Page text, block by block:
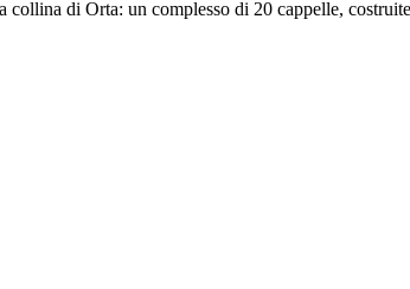
di Orta: un complesso di 20 cappelle,